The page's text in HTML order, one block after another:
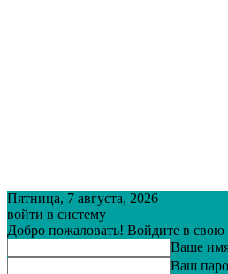
Пятница, 7 августа, 2026
войти в систему
Добро пожаловать! Войдите в свою
Ваше имя
Ваш